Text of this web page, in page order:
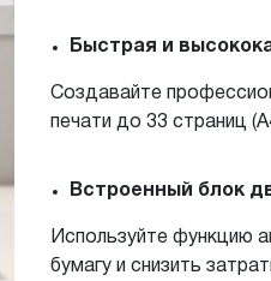
Быстрая и
Создавайте
печати до 33 страниц
Встроенный блок
Используйте функцию
бумагу и снизить